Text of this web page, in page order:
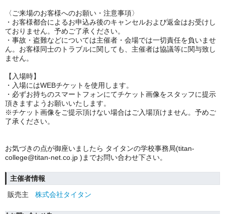
〈ご来場のお客様へのお願い・注意事項〉
・お客様都合によるお申込み後のキャンセルおよび返金はお受けし
ておりません。予めご了承ください。
・事故・盗難などについては主催者・会場では一切責任を負いませ
ん。お客様同士のトラブルに関しても、主催者は協議等に関与致し
ません。
【入場時】
・入場にはWEBチケットを使用します。
・必ずお持ちのスマートフォンにてチケット画像をスタッフに提示
頂きますようお願いいたします。
※チケット画像をご提示頂けない場合はご入場頂けません。予めご
了承ください。
お気づきの点が御座いましたら タイタンの学校事務局(titan-
college@titan-net.co.jp )までお問い合わせ下さい。
主催者情報
販売主
株式会社タイタン